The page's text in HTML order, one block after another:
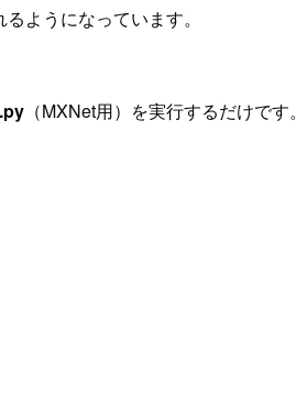
ようになっています。
（MXNet用）を実行するだけです。